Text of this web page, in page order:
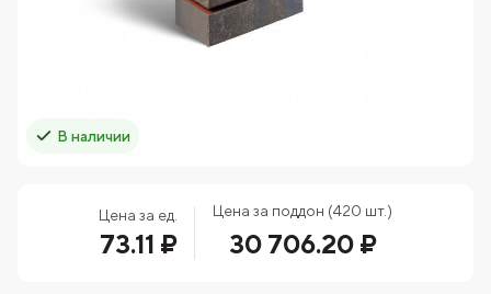
В наличии
Цена за ед.
73.11 ₽
Цена за поддон (420 шт.)
30 706.20 ₽